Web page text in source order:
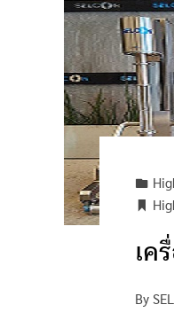
เค
By